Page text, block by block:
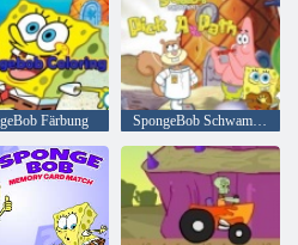
Färbung SpongeBob Schwammkopf Wählen Sie einen Pfad